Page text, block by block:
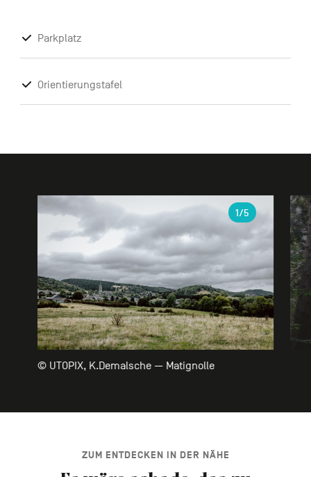
Parkplatz
Orientierungstafel
© UTOPIX, K.Demalsche — Matignolle
1/5
ZUM ENTDECKEN IN DER NÄHE